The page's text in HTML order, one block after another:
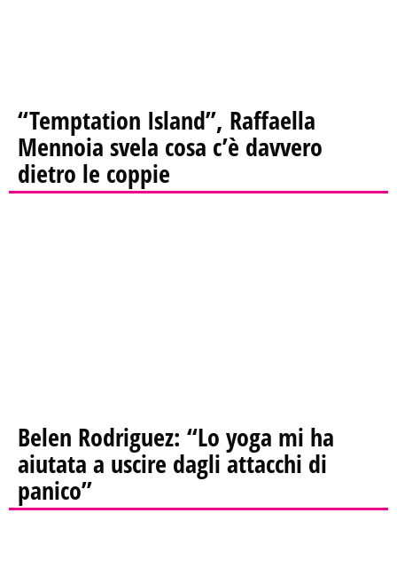
“Temptation Island”, Raffaella
Mennoia svela cosa c’è davvero
dietro le coppie
Belen Rodriguez: “Lo yoga mi ha
aiutata a uscire dagli attacchi di
panico”